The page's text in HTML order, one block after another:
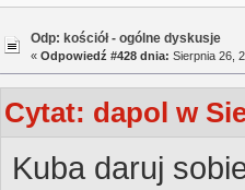
Odp: kościół - ogólne dyskusje
« Odpowiedź #428 dnia: Sierpnia 26,
Cytat: dapol w
Kuba daruj